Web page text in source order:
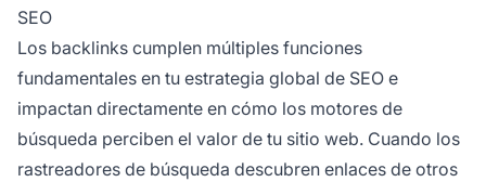
SEO
Los backlinks cumplen múltiples funciones
fundamentales en tu estrategia global de SEO e
impactan directamente en cómo los motores de
búsqueda perciben el valor de tu sitio web. Cuando los
rastreadores de búsqueda descubren enlaces de otros